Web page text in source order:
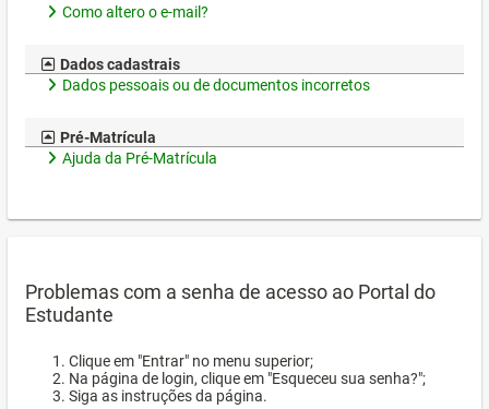
Como altero o e-mail?
Dados cadastrais
Dados pessoais ou de documentos incorretos
Pré-Matrícula
Ajuda da Pré-Matrícula
Problemas com a senha de acesso ao Portal do
Estudante
Clique em "Entrar" no menu superior;
Na página de login, clique em "Esqueceu sua senha?";
Siga as instruções da página.